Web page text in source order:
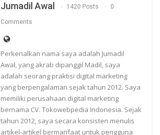
Jumadil Awal 1420 Posts 0
Comments
Perkenalkan nama saya adalah Jumadil
Awal, yang akrab dipanggil Madil, saya
adalah seorang praktisi digital marketing
yang berpengalaman sejak tahun 2012. Saya
memiliki perusahaan digital marketing
bernama CV. Tokowebpedia Indonesia. Sejak
tahun 2012, saya secara konsisten menulis
artikel-artikel bermanfaat untuk pengguna